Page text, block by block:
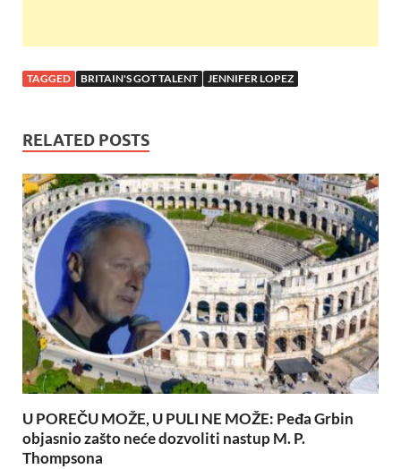
TAGGED BRITAIN'S GOT TALENT JENNIFER LOPEZ
RELATED POSTS
U POREČU MOŽE, U PULI NE MOŽE: Peđa Grbin
objasnio zašto neće dozvoliti nastup M. P.
Thompsona